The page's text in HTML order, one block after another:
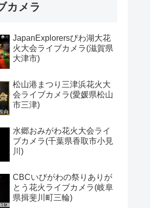
カメラ
JapanExplorersびわ湖大花
火大会ライブカメラ(滋賀県
大津市)
松山港まつり三津浜花火大
会ライブカメラ(愛媛県松山
市三津)
水郷おみがわ花火大会ライ
ブカメラ(千葉県香取市小見
川)
CBCいびがわの祭りありが
とう花火ライブカメラ(岐阜
県揖斐川町三輪)